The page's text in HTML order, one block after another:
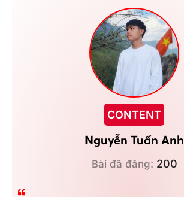
CONTENT
Nguyễn Tuấn Anh
Bài đã đăng: 200